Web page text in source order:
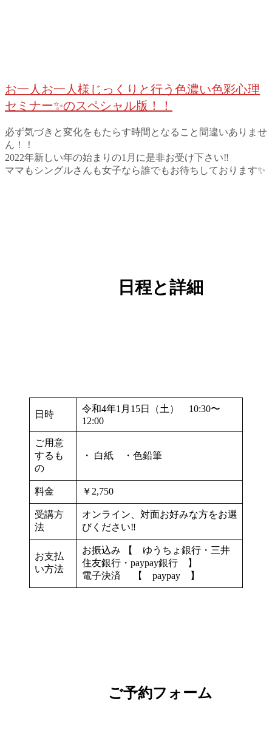
お一人お一人様じっくりと行う色濃い色彩心理
セミナー✨のスペシャル版！！
必ず気づきと変化をもたらす時間となること間違いありませ
ん！！
2022年新しい年の始まりの1月に是非お受け下さい‼️
ママもシングルさんも女子なら誰でもお待ちしております✨
日程と詳細
日時
令和4年1月15日（土） 10:30〜
12:00
ご用意
するも
の
・ 白紙 ・色鉛筆
料金 ￥2,750
受講方
法
オンライン、対面お好みな方をお選
びください‼️
お支払
い方法
お振込み 【 ゆうちょ銀行・三井
住友銀行・paypay銀行 】
電子決済 【 paypay 】
ご予約フォーム